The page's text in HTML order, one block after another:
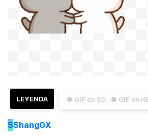
● GIF en SD ● GIF en
LEYENDA
SShangGX